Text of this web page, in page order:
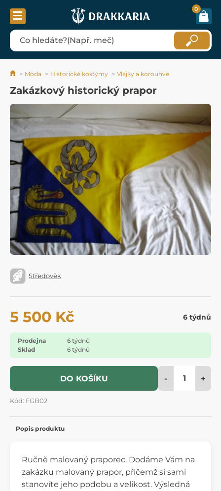
0
Móda Historické kostýmy Vlajky a korouhve
Zakázkový historický prapor
Středověk
5 500 Kč 6 týdnů
Prodejna
6 týdnů
Sklad
6 týdnů
DO KOŠÍKU - +
Kód: FGB02
Popis produktu
Ručně malovaný praporec. Dodáme Vám na
zakázku malovaný prapor, přičemž si sami
stanovíte jeho podobu a velikost. Výsledná